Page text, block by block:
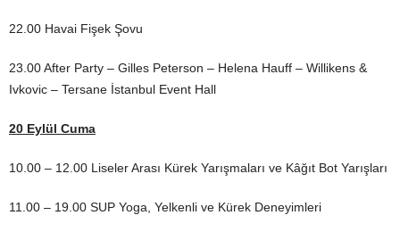
22.00 Havai Fişek Şovu
23.00 After Party – Gilles Peterson – Helena Hauff – Willikens &
Ivkovic – Tersane İstanbul Event Hall
20 Eylül Cuma
10.00 – 12.00 Liseler Arası Kürek Yarışmaları ve Kâğıt Bot Yarışları
11.00 – 19.00 SUP Yoga, Yelkenli ve Kürek Deneyimleri